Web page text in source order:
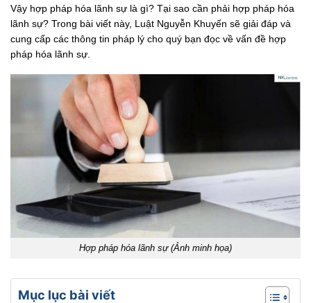
Vậy hợp pháp hóa lãnh sự là gì? Tại sao cần phải hợp pháp hóa
lãnh sự? Trong bài viết này, Luật Nguyễn Khuyến sẽ giải đáp và
cung cấp các thông tin pháp lý cho quý bạn đọc về vấn đề hợp
pháp hóa lãnh sự.
Hợp pháp hóa lãnh sự (Ảnh minh họa)
Mục lục bài viết